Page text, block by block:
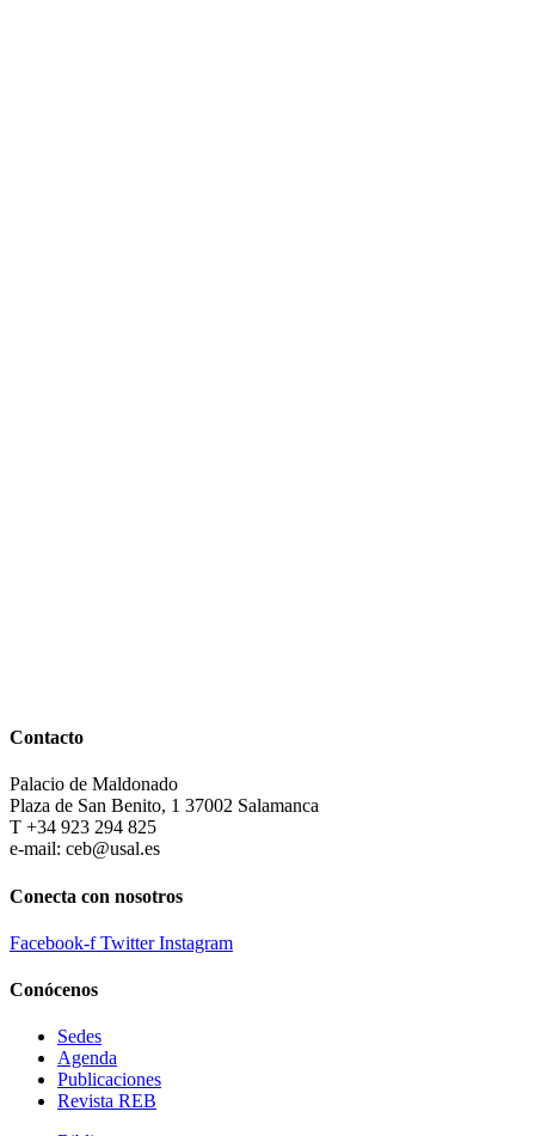
Contacto
Palacio de Maldonado
Plaza de San Benito, 1 37002 Salamanca
T +34 923 294 825
e-mail: ceb@usal.es
Conecta con nosotros
Facebook-f Twitter Instagram
Conócenos
Sedes
Agenda
Publicaciones
Revista REB